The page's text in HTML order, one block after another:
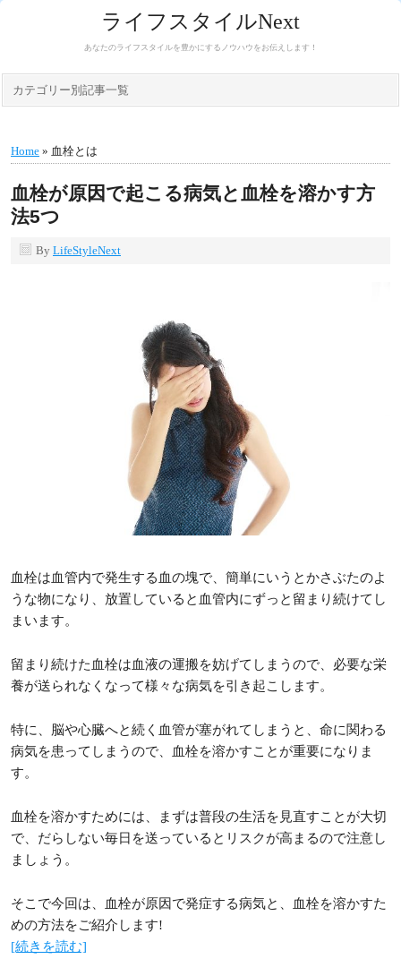
ライフスタイルNext
あなたのライフスタイルを豊かにするノウハウをお伝えします！
カテゴリー別記事一覧
Home » 血栓とは
血栓が原因で起こる病気と血栓を溶かす方
法5つ
By LifeStyleNext
血栓は血管内で発生する血の塊で、簡単にいうとかさぶたのよ
うな物になり、放置していると血管内にずっと留まり続けてし
まいます。
留まり続けた血栓は血液の運搬を妨げてしまうので、必要な栄
養が送られなくなって様々な病気を引き起こします。
特に、脳や心臓へと続く血管が塞がれてしまうと、命に関わる
病気を患ってしまうので、血栓を溶かすことが重要になりま
す。
血栓を溶かすためには、まずは普段の生活を見直すことが大切
で、だらしない毎日を送っているとリスクが高まるので注意し
ましょう。
そこで今回は、血栓が原因で発症する病気と、血栓を溶かすた
めの方法をご紹介します!
[続きを読む]